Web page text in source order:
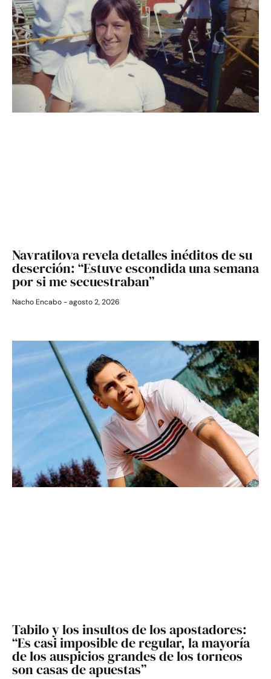
Navratilova revela detalles inéditos de su
deserción: “Estuve escondida una semana
por si me secuestraban”
Nacho Encabo agosto 2, 2026
Tabilo y los insultos de los apostadores:
“Es casi imposible de regular, la mayoría
de los auspicios grandes de los torneos
son casas de apuestas”